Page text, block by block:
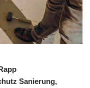
Sanierung,